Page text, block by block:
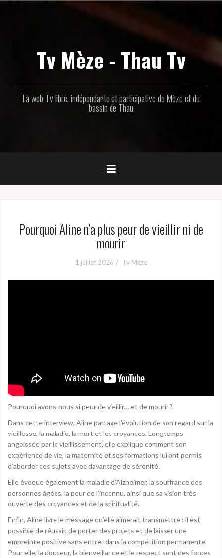
Tv Mèze - Thau Tv
La web Tv libre, indépendante et participative de Mèze et du
bassin de Thau
Pourquoi Aline n’a plus peur de vieillir ni de
mourir
1 juillet 2026 Tv Mèze
Pourquoi avons-nous si peur de vieillir… et de mourir ?
Dans cette interview, Aline partage l’évolution de son regard sur la
vieillesse, la maladie, la mort et les croyances. Longtemps
angoissée par le vieillissement, elle explique comment son
expérience de vie, la maternité et ses formations lui ont permis
d’aborder ces sujets avec davantage de sérénité.
Elle évoque également la maladie d’Alzheimer, la souffrance des
personnes âgées, la peur de l’inconnu, ainsi que sa vision très
ouverte des croyances et de la spiritualité.
Enfin, Aline livre le message qu’elle aimerait transmettre : il est
possible de réussir, de porter des projets et de laisser une
empreinte positive sans entrer dans la compétition permanente.
Pour elle, la douceur, la bienveillance et le respect sont des forces